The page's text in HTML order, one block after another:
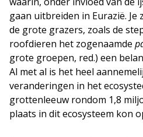
gaan uitbreiden in Eurazië.
de grote grazers, zoals de
roofdieren het zogenaamde
grote groepen, red.) een
Al met al is het heel
veranderingen in het
grottenleeuw rondom 1,8
plaats in dit ecosysteem kon